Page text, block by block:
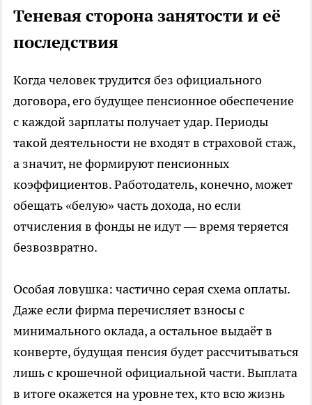
Теневая сторона занятости и её
последствия
Когда человек трудится без официального
договора, его будущее пенсионное обеспечение
с каждой зарплаты получает удар. Периоды
такой деятельности не входят в страховой стаж,
а значит, не формируют пенсионных
коэффициентов. Работодатель, конечно, может
обещать «белую» часть дохода, но если
отчисления в фонды не идут — время теряется
безвозвратно.
Особая ловушка: частично серая схема оплаты.
Даже если фирма перечисляет взносы с
минимального оклада, а остальное выдаёт в
конверте, будущая пенсия будет рассчитываться
лишь с крошечной официальной части. Выплата
в итоге окажется на уровне тех, кто всю жизнь